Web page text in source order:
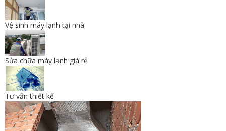
Vệ sinh máy lạnh tại nhà
Sửa chữa máy lạnh giá rẻ
Tư vấn thiết kế